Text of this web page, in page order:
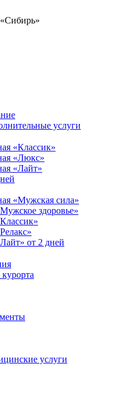
услуги
«Классик»
«Люкс»
«Лайт»
«Мужская сила»
здоровье»
от 2 дней
услуги